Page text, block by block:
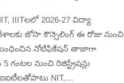
IIITలలో 2026-27 విద్యా
జోసా కౌన్సెలింగ్ ఈ రోజు నుంచి
నోటిఫికేషన్ తాజాగా
నుంచి రిజిస్ట్రేషన్లు
NIT,…